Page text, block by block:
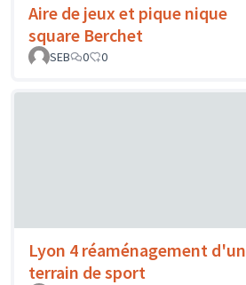
Aire de jeux et pique nique
square Berchet
SEB
0 0
Lyon 4 réaménagement d'un
terrain de sport